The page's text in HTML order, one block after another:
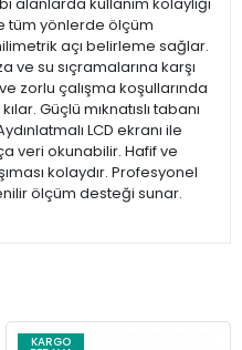
kullanım kolaylığı
tüm yönlerde ölçüm
açı belirleme sağlar.
ve su sıçramalarına karşı
zorlu çalışma koşullarında
Güçlü mıknatıslı tabanı
LCD ekranı ile
veri okunabilir. Hafif ve
kolaydır. Profesyonel
ölçüm desteği sunar.
KARGO